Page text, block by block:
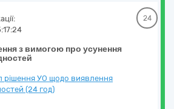
з вимогою про усунення
24
рішення УО щодо виявлення
(24 год)